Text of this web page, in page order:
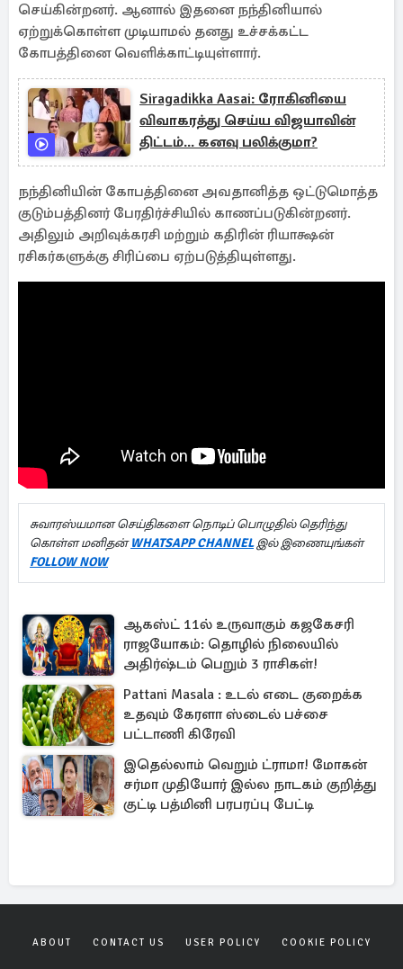
செய்கின்றனர். ஆனால் இதனை நந்தினியால்
ஏற்றுக்கொள்ள முடியாமல் தனது உச்சக்கட்ட
கோபத்தினை வெளிக்காட்டியுள்ளார்.
Siragadikka Aasai: ரோகினியை
விவாகரத்து செய்ய விஜயாவின்
திட்டம்... கனவு பலிக்குமா?
நந்தினியின் கோபத்தினை அவதானித்த ஒட்டுமொத்த
குடும்பத்தினர் பேரதிர்ச்சியில் காணப்படுகின்றனர்.
அதிலும் அறிவுக்கரசி மற்றும் கதிரின் ரியாக்ஷன்
ரசிகர்களுக்கு சிரிப்பை ஏற்படுத்தியுள்ளது.
சுவாரஸ்யமான செய்திகளை நொடிப் பொழுதில் தெரிந்து
கொள்ள மனிதன்WHATSAPP CHANNELஇல் இணையுங்கள்
FOLLOW NOW
ஆகஸ்ட் 11ல் உருவாகும் கஜகேசரி
ராஜயோகம்: தொழில் நிலையில்
அதிர்ஷ்டம் பெறும் 3 ராசிகள்!
Pattani Masala : உடல் எடை குறைக்க
உதவும் கேரளா ஸ்டைல் பச்சை
பட்டாணி கிரேவி
இதெல்லாம் வெறும் ட்ராமா! மோகன்
சர்மா முதியோர் இல்ல நாடகம் குறித்து
குட்டி பத்மினி பரபரப்பு பேட்டி
ABOUT CONTACT US USER POLICY COOKIE POLICY